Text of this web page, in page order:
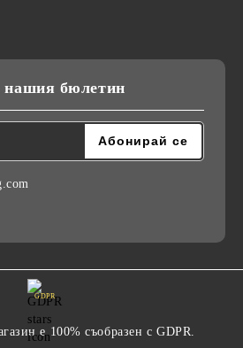
нашия бюлетин
GDPR
е 100% съобразен с GDPR.